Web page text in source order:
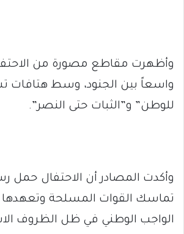
وأظهرت مقاطع مصورة من
واسعاً بين الجنود، وسط هتافات
للوطن” و”الثبات حتى النصر”.
وأكدت المصادر أن الاحتفال حمل
تماسك القوات المسلحة وتعهدها
الواجب الوطني في ظل الظروف